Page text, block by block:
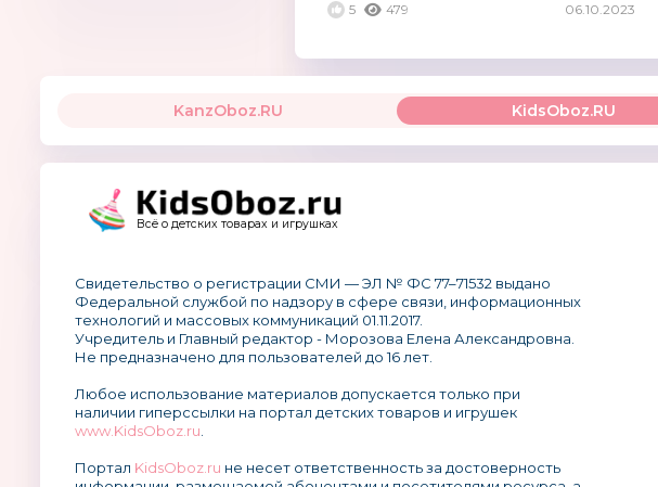
более востребованными
5 479 06.10.2023
KanzOboz.RU KidsOboz.RU
Всё о детских товарах и игрушках
Свидетельство о регистрации СМИ — ЭЛ № ФС 77–71532 выдано
Федеральной службой по надзору в сфере связи, информационных
технологий и массовых коммуникаций 01.11.2017.
Учредитель и Главный редактор - Морозова Елена Александровна.
Не предназначено для пользователей до 16 лет.
Любое использование материалов допускается только при
наличии гиперссылки на портал детских товаров и игрушек
www.KidsOboz.ru
Портал KidsOboz.ru не несет ответственность за достоверность